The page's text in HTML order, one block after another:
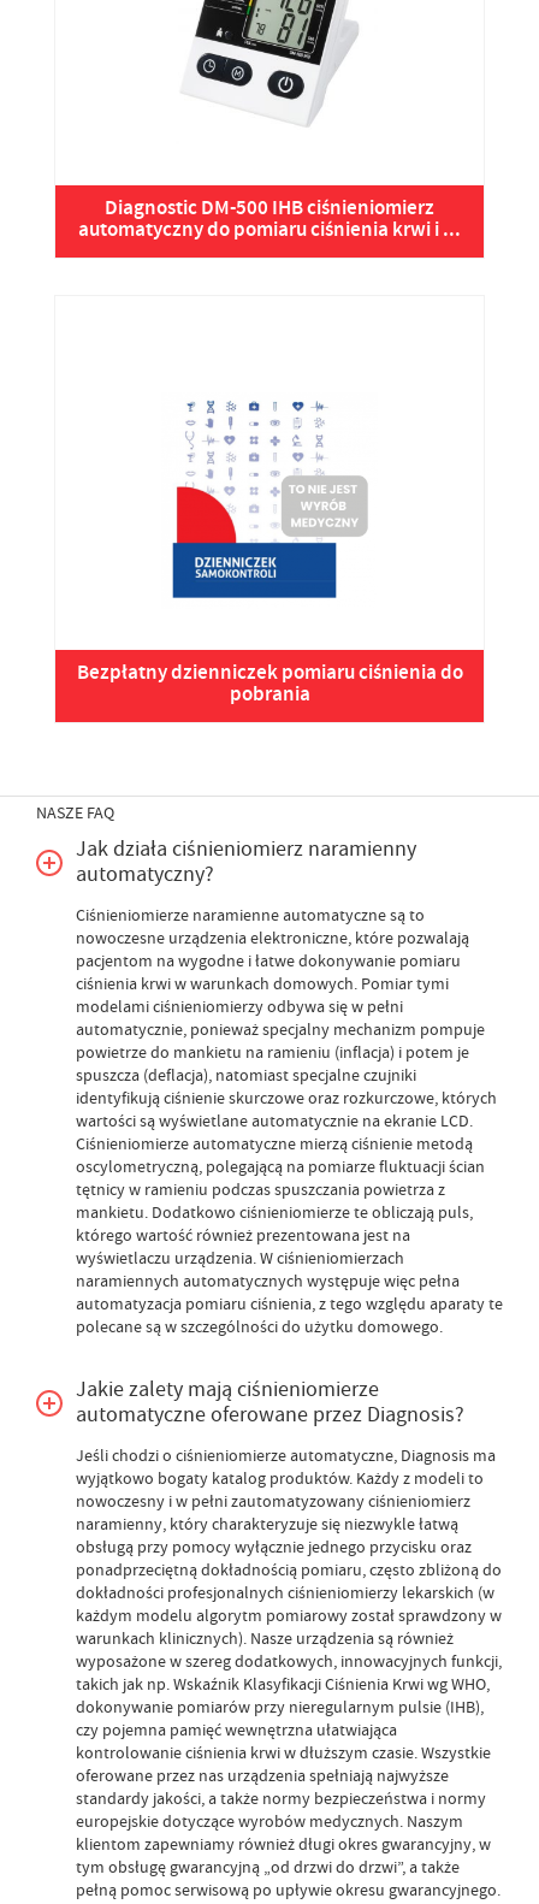
Diagnostic DM-500 IHB ciśnieniomierz
automatyczny do pomiaru ciśnienia krwi i ...
Bezpłatny dzienniczek pomiaru ciśnienia do
pobrania
NASZE FAQ
Jak działa ciśnieniomierz naramienny
automatyczny?
Ciśnieniomierze naramienne automatyczne są to
nowoczesne urządzenia elektroniczne, które pozwalają
pacjentom na wygodne i łatwe dokonywanie pomiaru
ciśnienia krwi w warunkach domowych. Pomiar tymi
modelami ciśnieniomierzy odbywa się w pełni
automatycznie, ponieważ specjalny mechanizm pompuje
powietrze do mankietu na ramieniu (inflacja) i potem je
spuszcza (deflacja), natomiast specjalne czujniki
identyfikują ciśnienie skurczowe oraz rozkurczowe, których
wartości są wyświetlane automatycznie na ekranie LCD.
Ciśnieniomierze automatyczne mierzą ciśnienie metodą
oscylometryczną, polegającą na pomiarze fluktuacji ścian
tętnicy w ramieniu podczas spuszczania powietrza z
mankietu. Dodatkowo ciśnieniomierze te obliczają puls,
którego wartość również prezentowana jest na
wyświetlaczu urządzenia. W ciśnieniomierzach
naramiennych automatycznych występuje więc pełna
automatyzacja pomiaru ciśnienia, z tego względu aparaty te
polecane są w szczególności do użytku domowego.
Jakie zalety mają ciśnieniomierze
automatyczne oferowane przez Diagnosis?
Jeśli chodzi o ciśnieniomierze automatyczne, Diagnosis ma
wyjątkowo bogaty katalog produktów. Każdy z modeli to
nowoczesny i w pełni zautomatyzowany ciśnieniomierz
naramienny, który charakteryzuje się niezwykle łatwą
obsługą przy pomocy wyłącznie jednego przycisku oraz
ponadprzeciętną dokładnością pomiaru, często zbliżoną do
dokładności profesjonalnych ciśnieniomierzy lekarskich (w
każdym modelu algorytm pomiarowy został sprawdzony w
warunkach klinicznych). Nasze urządzenia są również
wyposażone w szereg dodatkowych, innowacyjnych funkcji,
takich jak np. Wskaźnik Klasyfikacji Ciśnienia Krwi wg WHO,
dokonywanie pomiarów przy nieregularnym pulsie (IHB),
czy pojemna pamięć wewnętrzna ułatwiająca
kontrolowanie ciśnienia krwi w dłuższym czasie. Wszystkie
oferowane przez nas urządzenia spełniają najwyższe
standardy jakości, a także normy bezpieczeństwa i normy
europejskie dotyczące wyrobów medycznych. Naszym
klientom zapewniamy również długi okres gwarancyjny, w
tym obsługę gwarancyjną „od drzwi do drzwi”, a także
pełną pomoc serwisową po upływie okresu gwarancyjnego.